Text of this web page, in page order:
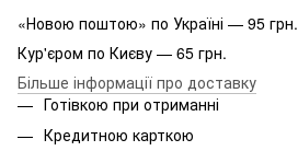
«Новою поштою» по Україні — 95 грн.
Кур'єром по Києву — 65 грн.
Більше інформації про доставку
Готівкою при отриманні
Кредитною карткою